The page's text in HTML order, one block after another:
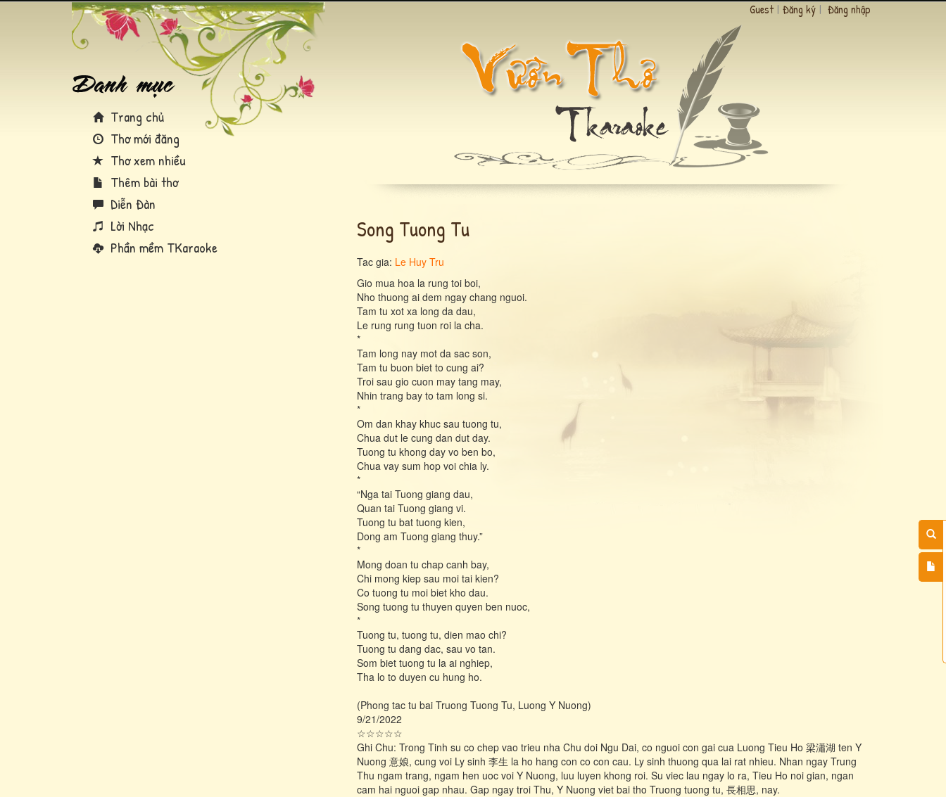
Trang chủ
Thơ mới đăng
Thơ xem nhiều
Thêm bài thơ
Diễn Đàn
Lời Nhạc
Phần mềm TKaraoke
Guest | Đăng ký | Đăng nhập
Song Tuong Tu
Tac gia: Le Huy Tru
Gio mua hoa la rung toi boi,
Nho thuong ai dem ngay chang nguoi.
Tam tu xot xa long da dau,
Le rung rung tuon roi la cha.
*
Tam long nay mot da sac son,
Tam tu buon biet to cung ai?
Troi sau gio cuon may tang may,
Nhin trang bay to tam long si.
*
Om dan khay khuc sau tuong tu,
Chua dut le cung dan dut day.
Tuong tu khong day vo ben bo,
Chua vay sum hop voi chia ly.
*
“Nga tai Tuong giang dau,
Quan tai Tuong giang vi.
Tuong tu bat tuong kien,
Dong am Tuong giang thuy.”
*
Mong doan tu chap canh bay,
Chi mong kiep sau moi tai kien?
Co tuong tu moi biet kho dau.
Song tuong tu thuyen quyen ben nuoc,
*
Tuong tu, tuong tu, dien mao chi?
Tuong tu dang dac, sau vo tan.
Som biet tuong tu la ai nghiep,
Tha lo to duyen cu hung ho.
(Phong tac tu bai Truong Tuong Tu, Luong Y Nuong)
9/21/2022
☆☆☆☆☆
Ghi Chu: Trong Tinh su co chep vao trieu nha Chu doi Ngu Dai, co nguoi con gai cua Luong Tieu Ho 梁瀟湖 ten Y
Nuong 意娘, cung voi Ly sinh 李生 la ho hang con co con cau. Ly sinh thuong qua lai rat nhieu. Nhan ngay Trung
Thu ngam trang, ngam hen uoc voi Y Nuong, luu luyen khong roi. Su viec lau ngay lo ra, Tieu Ho noi gian, ngan
cam hai nguoi gap nhau. Gap ngay troi Thu, Y Nuong viet bai tho Truong tuong tu, 長相思, nay.